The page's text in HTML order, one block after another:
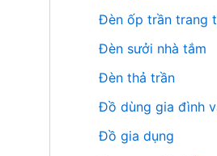
Đèn ốp trần trang
Đèn sưởi nhà tắm
Đèn thả trần
Đồ dùng gia đình
Đồ gia dụng